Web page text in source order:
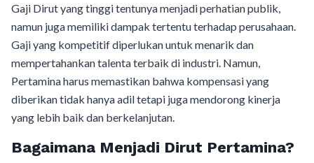
Gaji Dirut yang tinggi tentunya menjadi perhatian publik,
namun juga memiliki dampak tertentu terhadap perusahaan.
Gaji yang kompetitif diperlukan untuk menarik dan
mempertahankan talenta terbaik di industri. Namun,
Pertamina harus memastikan bahwa kompensasi yang
diberikan tidak hanya adil tetapi juga mendorong kinerja
yang lebih baik dan berkelanjutan.
Bagaimana Menjadi Dirut Pertamina?